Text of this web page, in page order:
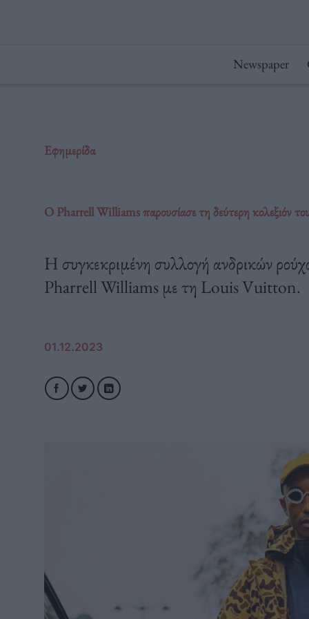
Newspaper
Εφημερίδα
Ο Pharrell Williams παρουσίασε τη δεύτερη κολεξιόν
Η συγκεκριμένη συλλογή ανδρικών
Pharrell Williams με τη Louis Vuitton.
01.12.2023